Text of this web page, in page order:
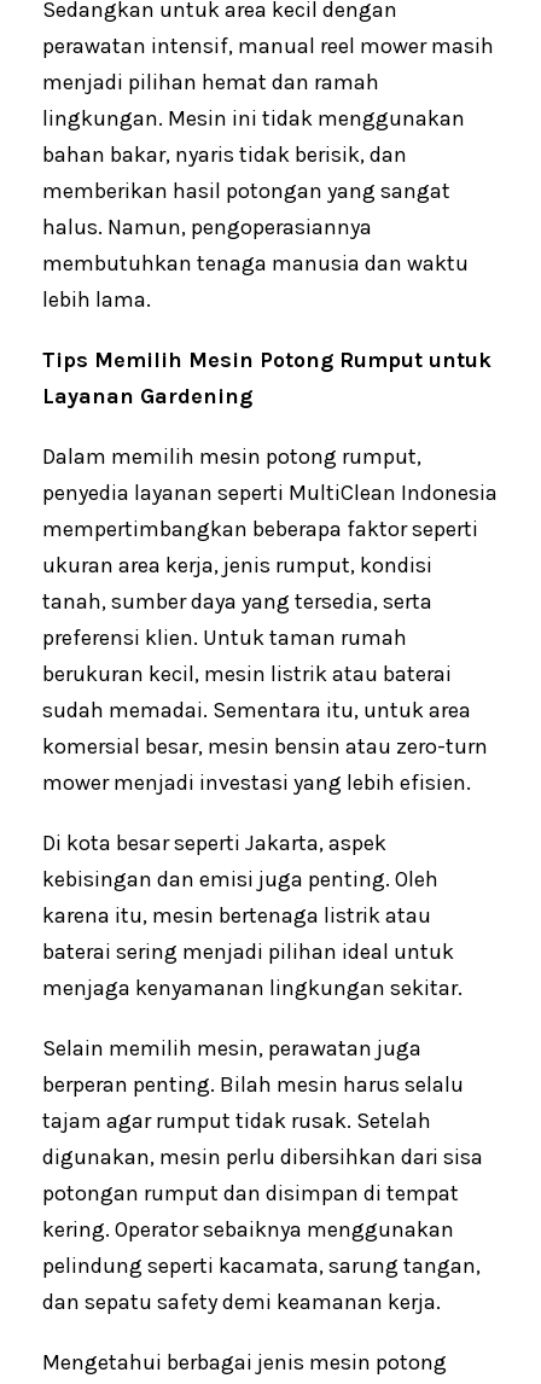
Sedangkan untuk area kecil dengan
perawatan intensif, manual reel mower masih
menjadi pilihan hemat dan ramah
lingkungan. Mesin ini tidak menggunakan
bahan bakar, nyaris tidak berisik, dan
memberikan hasil potongan yang sangat
halus. Namun, pengoperasiannya
membutuhkan tenaga manusia dan waktu
lebih lama.
Tips Memilih Mesin Potong Rumput untuk
Layanan Gardening
Dalam memilih mesin potong rumput,
penyedia layanan seperti MultiClean Indonesia
mempertimbangkan beberapa faktor seperti
ukuran area kerja, jenis rumput, kondisi
tanah, sumber daya yang tersedia, serta
preferensi klien. Untuk taman rumah
berukuran kecil, mesin listrik atau baterai
sudah memadai. Sementara itu, untuk area
komersial besar, mesin bensin atau zero-turn
mower menjadi investasi yang lebih efisien.
Di kota besar seperti Jakarta, aspek
kebisingan dan emisi juga penting. Oleh
karena itu, mesin bertenaga listrik atau
baterai sering menjadi pilihan ideal untuk
menjaga kenyamanan lingkungan sekitar.
Selain memilih mesin, perawatan juga
berperan penting. Bilah mesin harus selalu
tajam agar rumput tidak rusak. Setelah
digunakan, mesin perlu dibersihkan dari sisa
potongan rumput dan disimpan di tempat
kering. Operator sebaiknya menggunakan
pelindung seperti kacamata, sarung tangan,
dan sepatu safety demi keamanan kerja.
Mengetahui berbagai jenis mesin potong